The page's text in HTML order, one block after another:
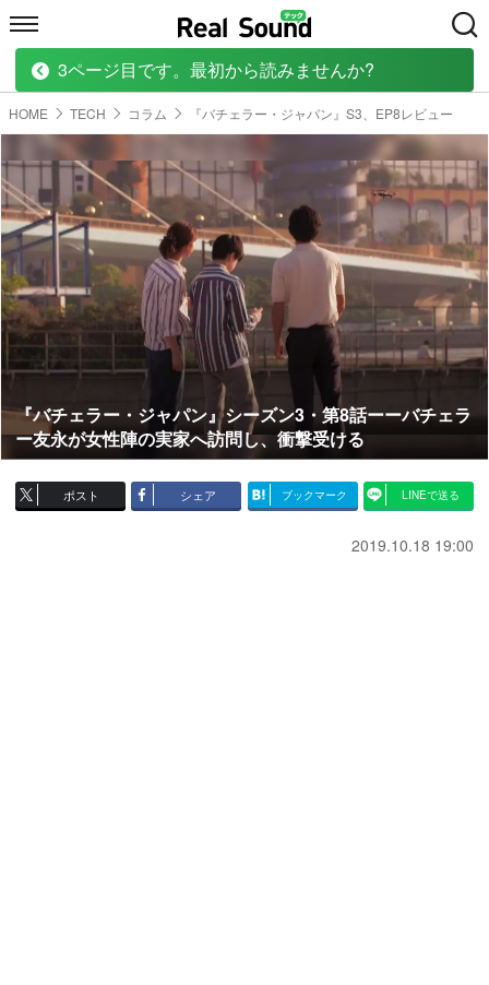
HOME MUSIC MOVIE TECH
HOME TECH コラム 『バチェラー・ジャパン』S3、EP8レビュー
『バチェラー・ジャパン』シーズン3・第8話ーーバチェラ
ー友永が女性陣の実家へ訪問し、衝撃受ける
ポスト シェア ブックマーク LINEで送る
2019.10.18 19:00
3ページ目です。最初から読みませんか?